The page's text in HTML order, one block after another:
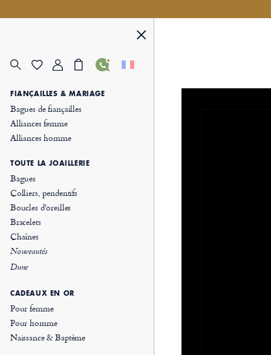
FIANÇAILLES & MARIAGE
Bagues de fiançailles
Alliances femme
Alliances homme
TOUTE LA JOAILLERIE
Bagues
Colliers, pendentifs
Boucles d'oreilles
Bracelets
Chaînes
Nouveautés
Dune
CADEAUX EN OR
Pour femme
Pour homme
Naissance & Baptême